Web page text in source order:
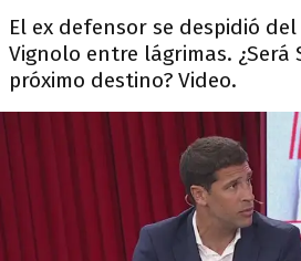
El ex defensor se despidió
Vignolo entre lágrimas. ¿Será
próximo destino? Video.